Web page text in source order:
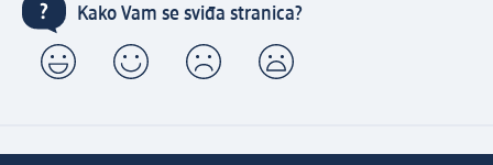
Kako Vam se sviđa stranica?